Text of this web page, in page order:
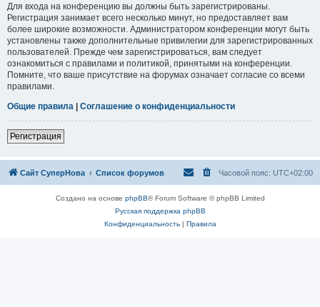
Для входа на конференцию вы должны быть зарегистрированы.
Регистрация занимает всего несколько минут, но предоставляет вам
более широкие возможности. Администратором конференции могут быть
установлены также дополнительные привилегии для зарегистрированных
пользователей. Прежде чем зарегистрироваться, вам следует
ознакомиться с правилами и политикой, принятыми на конференции.
Помните, что ваше присутствие на форумах означает согласие со всеми
правилами.
Общие правила | Соглашение о конфиденциальности
Регистрация
Сайт СуперНова Список форумов Часовой пояс: UTC+02:00
Создано на основе phpBB® Forum Software © phpBB Limited
Русская поддержка phpBB
Конфиденциальность| Правила